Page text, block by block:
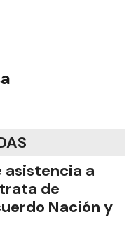
asistencia a
de
Nación y